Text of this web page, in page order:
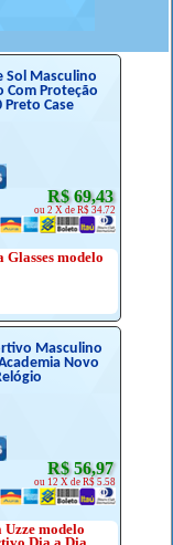
Sol Masculino
Com Proteção
Preto Case
R$ 69,43
ou 2 X de R$ 34.72
modelo
Masculino
Novo
R$ 56,97
ou 12 X de R$ 5.58
modelo